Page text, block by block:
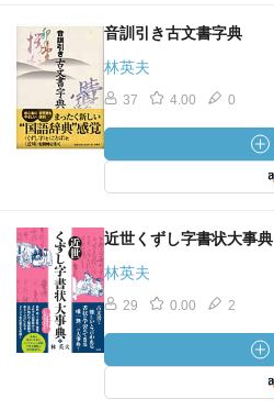
音訓引き古文書字典
林英夫
37 4.00 0
近世くずし字書状大事典
林英夫
29 0.00 2